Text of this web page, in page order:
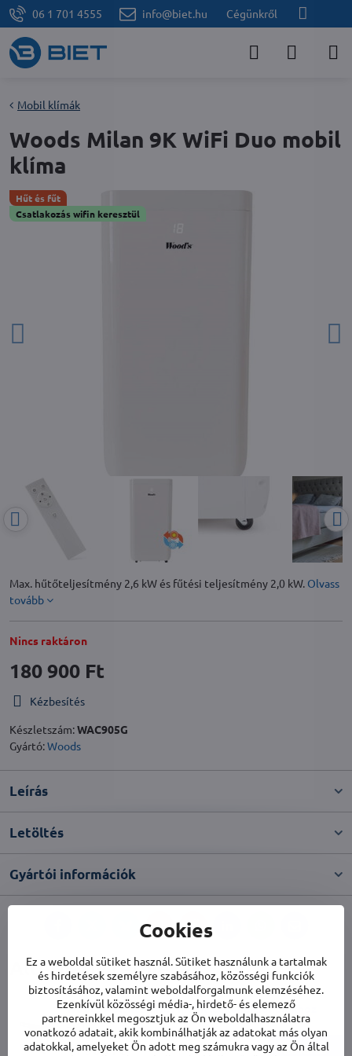
06 1 701 4555 info@biet.hu Cégünkről
Hűt és fűt
Csatlakozás wifin keresztül
Mobil klímák
Woods Milan 9K WiFi Duo mobil
klíma
Max. hűtőteljesítmény 2,6 kW és fűtési teljesítmény 2,0 kW. Olvass
tovább
Nincs raktáron
180 900 Ft
Kézbesítés
Készletszám:WAC905G
Gyártó:Woods
Leírás
Letöltés
Gyártói információk
BlueskyPinterestReddit
Alternatív termékek
Woods Ablaktömítés mobil légkondicionálókhoz
2-3 hét
11 900 Ft Kosárba
Cookies
Ez a weboldal sütiket használ. Sütiket használunk a tartalmak
és hirdetések személyre szabásához, közösségi funkciók
biztosításához, valamint weboldalforgalmunk elemzéséhez.
Ezenkívül közösségi média-, hirdető- és elemező
partnereinkkel megosztjuk az Ön weboldalhasználatra
vonatkozó adatait, akik kombinálhatják az adatokat más olyan
adatokkal, amelyeket Ön adott meg számukra vagy az Ön által